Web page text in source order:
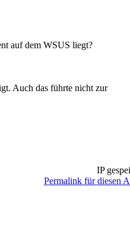
auf dem WSUS liegt?
Auch das führte nicht zur
IP
Permalink für diesen